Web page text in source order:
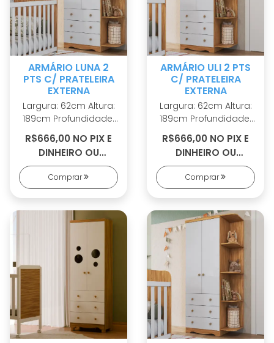
laterais em MDF
revestido
ARMÁRIO LUNA 2
PTS C/ PRATELEIRA
EXTERNA
Largura: 62cm Altura:
189cm Profundidade:
42cm 100% MDF
Cabideiro metálico
Puxadores em ABS 2
opções de rodapé
Corrediças
telescópicas Portas
com PETG cristal
Sistema
R$666,00 NO PIX E
DINHEIRO OU
R$726,00 EM 7X S/
JUROS SEM
Comprar
ARMÁRIO ULI 2 PTS
C/ PRATELEIRA
EXTERNA
Largura: 62cm Altura:
189cm Profundidade:
42cm 100% MDF
Cabideiro metálico
Puxadores em ABS 2
opções de rodapé
Corrediças
telescópicas Portas
com PETG cristal
Sistema
antitombamento
R$666,00 NO PIX E
DINHEIRO OU
R$726,00 EM 7X S/
JUROS
Comprar